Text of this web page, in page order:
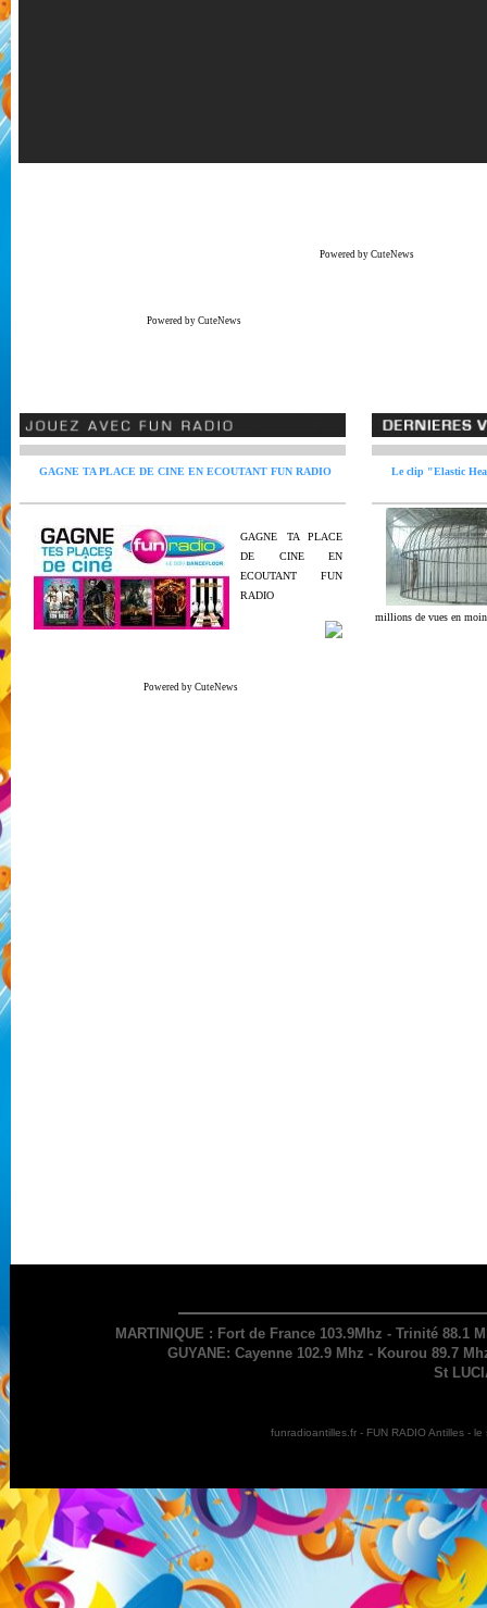
Powered by CuteNews
Powered by CuteNews
GAGNE TA PLACE DE CINE EN ECOUTANT FUN RADIO
GAGNE TA PLACE
DE CINE EN
ECOUTANT FUN
RADIO
Powered by CuteNews
Le clip "Elastic
millions de vues en
MARTINIQUE : Fort de France 103.9Mhz - Trinité 88.1
GUYANE: Cayenne 102.9 Mhz - Kourou 89.7
St
funradioantilles.fr - FUN RADIO Antilles -